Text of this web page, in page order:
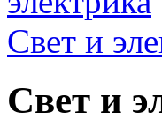
Свет и
Свет и